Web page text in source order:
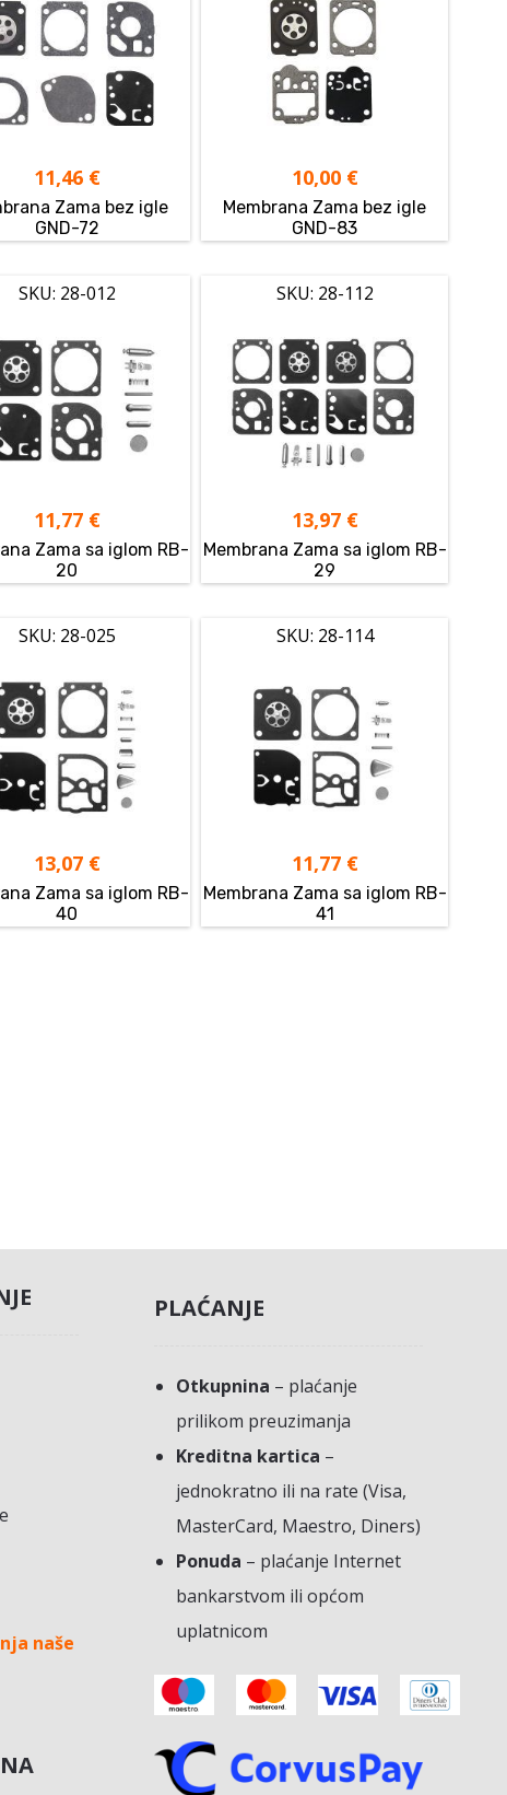
11,46 €
Zama bez igle
GND-72
10,00 €
Membrana Zama bez igle
GND-83
SKU: 28-012
11,77 €
Zama sa iglom RB-
20
SKU: 28-112
13,97 €
Membrana Zama sa iglom RB-
29
SKU: 28-025
13,07 €
Zama sa iglom RB-
40
SKU: 28-114
11,77 €
Membrana Zama sa iglom RB-
41
naše
PLAĆANJE
Otkupnina – plaćanje
prilikom preuzimanja
Kreditna kartica –
jednokratno ili na rate (Visa,
MasterCard, Maestro, Diners)
Ponuda – plaćanje Internet
bankarstvom ili općom
uplatnicom